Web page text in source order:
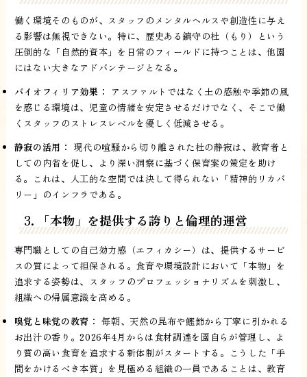
働く環境そのものが、スタッフのメンタルヘルスや創造性に与え
る影響は無視できない。特に、歴史ある鎮守の杜（もり）という
圧倒的な「自然的資本」を日常のフィールドに持つことは、他園
にはない大きなアドバンテージとなる。
バイオフィリア効果：
アスファルトではなく土の感触や季節の風
を感じる環境は、児童の情緒を安定させるだけでなく、そこで働
くスタッフのストレスレベルを優しく低減させる。
静寂の活用： 現代の喧騒から切り離された杜の静寂は、教育者と
しての内省を促し、より深い洞察に基づく保育案の策定を助け
る。これは、人工的な空間では決して得られない「精神的リカバ
リー」のインフラである。
3. 「本物」を提供する誇りと倫理的運営
専門職としての自己効力感（エフィカシー）は、提供するサービ
スの質によって担保される。食育や環境設計において「本物」を
追求する姿勢は、スタッフのプロフェッショナリズムを刺激し、
組織への帰属意識を高める。
嗅覚と味覚の教育： 毎朝、天然の昆布や鰹節から丁寧に引かれる
お出汁の香り。2026年4月からは食材調達を園自らが管理し、よ
り質の高い食育を追求する新体制がスタートする。こうした「手
間をかけるべき本質」を見極める組織の一員であることは、教育